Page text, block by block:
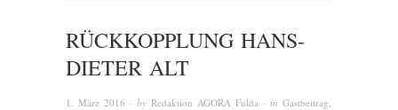
RÜCKKOPPLUNG HANS-
DIETER ALT
1. März 2016 · by Redaktion AGORA Fulda · in Gastbeitrag